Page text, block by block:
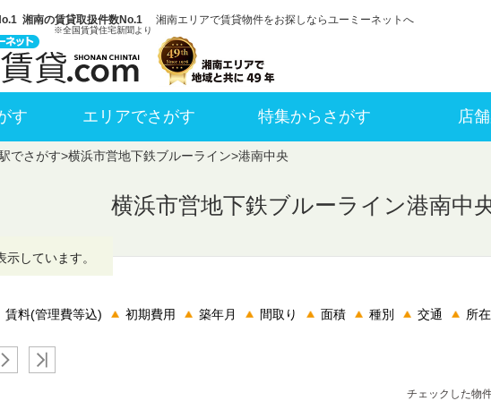
湘南の賃貸取扱件数No.1 湘南エリアで賃貸物件をお探しならユーミーネットへ
※全国賃貸住宅新聞より
す エリアでさがす 特集からさがす 店
でさがす>横浜市営地下鉄ブルーライン>港南中央
横浜市営地下鉄ブルーライン港南中
示しています。
賃料(管理費等込) 初期費用 築年月 間取り 面積 種別 交通 所
チェックした物